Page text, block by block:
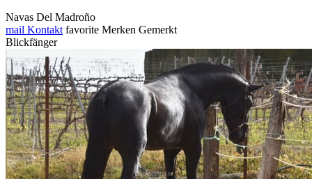
Navas Del Madroño
mail Kontakt favorite Merken Gemerkt
Blickfänger